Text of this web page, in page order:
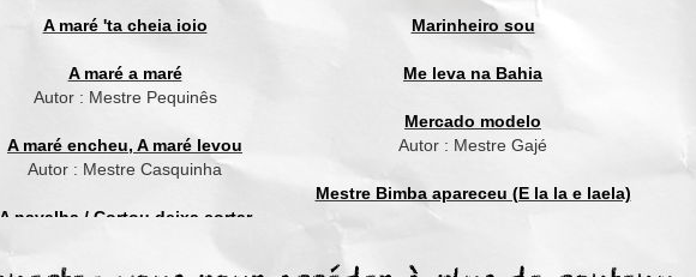
A maré 'ta cheia ioio
A maré a maré
Autor : Mestre Pequinês
A maré encheu, A maré levou
Autor : Mestre Casquinha
A navalha / Cortou deixa cortar
Marinheiro sou
Me leva na Bahia
Mercado modelo
Autor : Mestre Gajé
Mestre Bimba apareceu (E la la e laela)
Camafeu, camafeu cadê você
Tô vendendô bugiganga
No Mercado Popular
Hoje eu não vou trabalhar